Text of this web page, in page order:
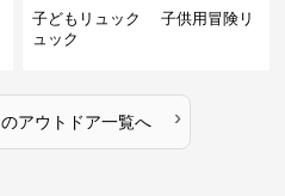
子どもリュック 子供用冒険リ
ュック
のアウトドア一覧へ ›